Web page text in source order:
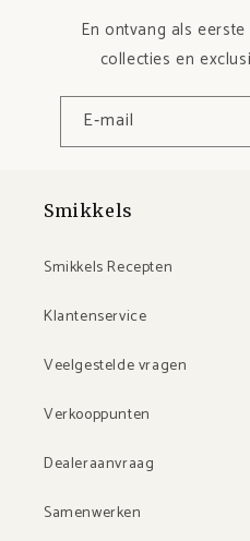
En ontvang als
collecties en
E‑mail
Smikkels
Smikkels Recepten
Klantenservice
Veelgestelde vragen
Verkooppunten
Dealeraanvraag
Samenwerken